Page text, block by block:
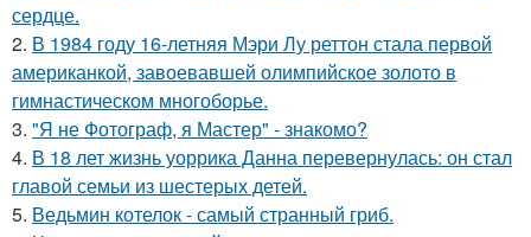
сердце.
2. В 1984 году 16-летняя Мэри Лу реттон стала первой
американкой, завоевавшей олимпийское золото в
гимнастическом многоборье.
3. "Я не Фотограф, я Мастер" - знакомо?
4. В 18 лет жизнь уоррика Данна перевернулась: он стал
главой семьи из шестерых детей.
5. Ведьмин котелок - самый странный гриб.